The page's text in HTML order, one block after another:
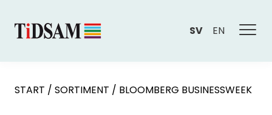
SV EN
START / SORTIMENT / BLOOMBERG BUSINESSWEEK